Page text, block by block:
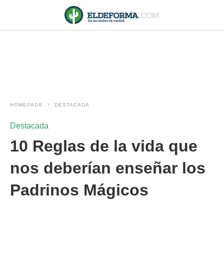
HOMEPAGE DESTACADA
Destacada
10 Reglas de la vida que
nos deberían enseñar los
Padrinos Mágicos